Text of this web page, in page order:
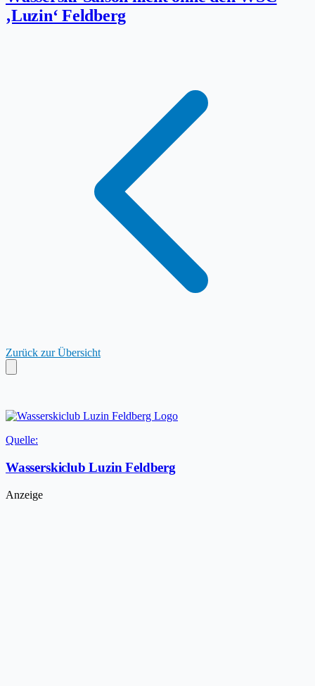
‚Luzin‘ Feldberg
Zurück zur Übersicht
Quelle:
Wasserskiclub Luzin Feldberg
Anzeige